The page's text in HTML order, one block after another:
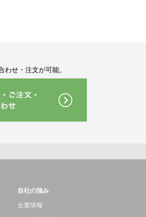
わせ・注文が可能。
自社の強み
企業情報